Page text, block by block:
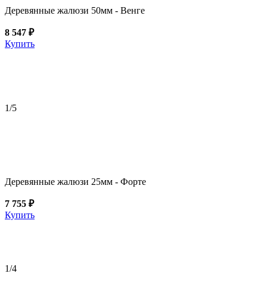
Деревянные жалюзи 50мм - Венге
8 547 ₽
Купить
1/5
Деревянные жалюзи 25мм - Форте
7 755 ₽
Купить
1/4